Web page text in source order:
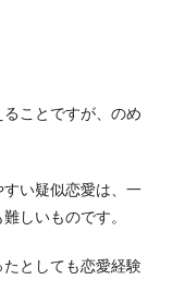
ことですが、のめ
い疑似恋愛は、一
しいものです。
としても恋愛経験